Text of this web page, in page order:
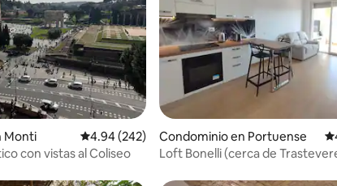
5; 125 evaluaciones
Monti Calificación promedio: 4.94 de 5; 242
4.94 (242)
con vistas al Coliseo
Condominio en Portuense
Loft Bonelli (cerca de